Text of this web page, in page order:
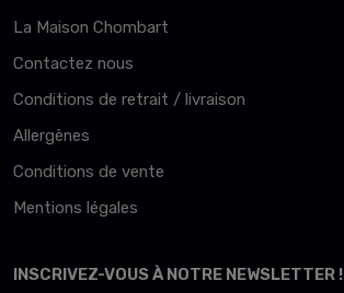
La Maison Chombart
Contactez nous
Conditions de retrait / livraison
Allergènes
Conditions de vente
Mentions légales
INSCRIVEZ-VOUS À NOTRE NEWSLETTER !